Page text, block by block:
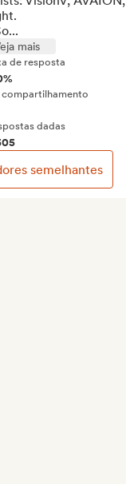
mais
de resposta
compartilhamento
dadas
semelhantes